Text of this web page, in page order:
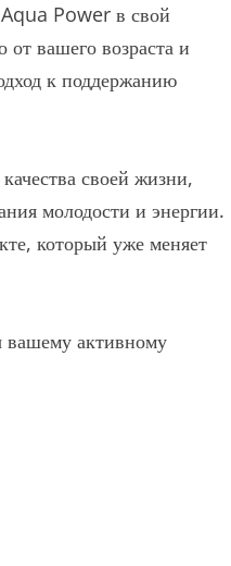
Aqua Power в свой
вашего возраста и
к поддержанию
своей жизни,
молодости и энергии.
который уже меняет
активному